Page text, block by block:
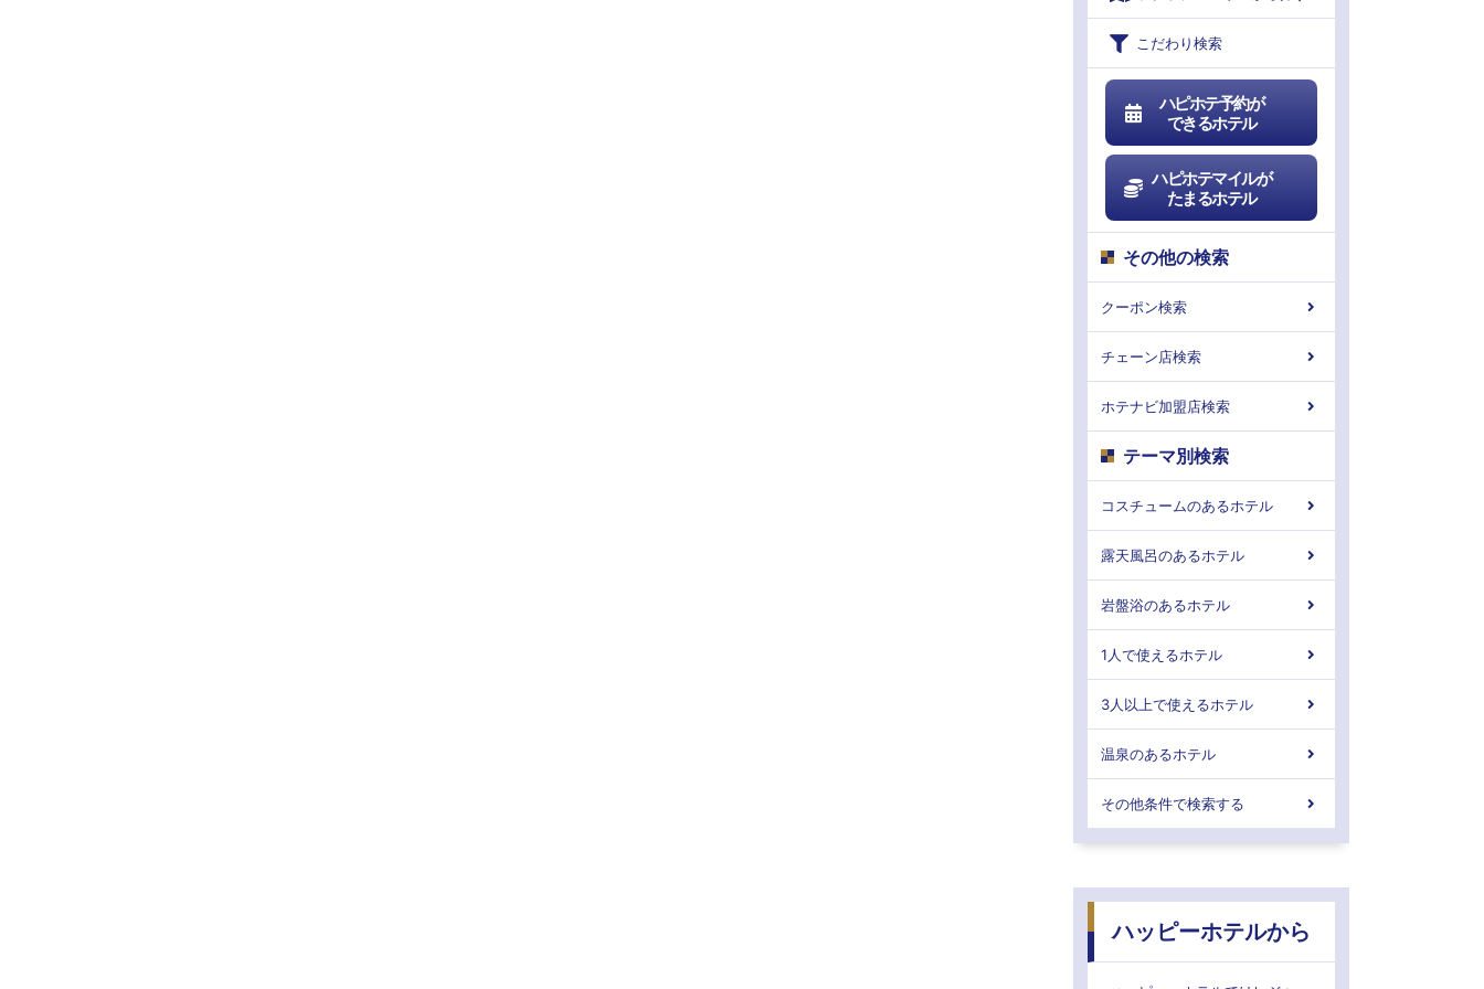
こだわり検索
ハピホテ予約が
できるホテル
ハピホテマイルが
たまるホテル
その他の検索
クーポン検索
チェーン店検索
ホテナビ加盟店検索
テーマ別検索
コスチュームのあるホテル
露天風呂のあるホテル
岩盤浴のあるホテル
1人で使えるホテル
3人以上で使えるホテル
温泉のあるホテル
その他条件で検索する
ハッピーホテルから